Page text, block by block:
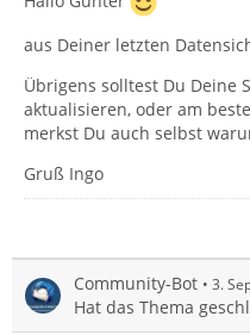
aus Deiner letzten
Übrigens solltest Du Deine
aktualisieren, oder am
merkst Du auch selbst
Gruß Ingo
Community-Bot 3.
Hat das Thema